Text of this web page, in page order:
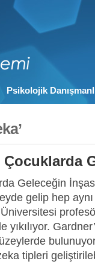
Psikolojik
Geleceğin
gelip hep aynı
yıkılıyor.
tipleri